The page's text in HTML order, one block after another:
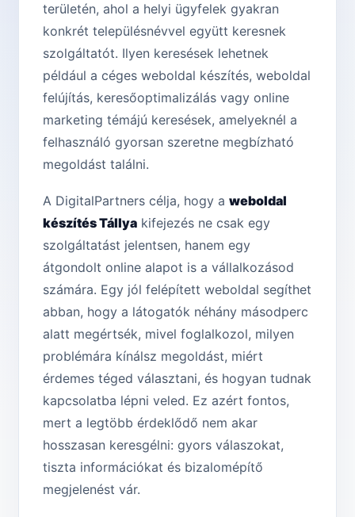
területén, ahol a helyi ügyfelek gyakran
konkrét településnévvel együtt keresnek
szolgáltatót. Ilyen keresések lehetnek
például a céges weboldal készítés, weboldal
felújítás, keresőoptimalizálás vagy online
marketing témájú keresések, amelyeknél a
felhasználó gyorsan szeretne megbízható
megoldást találni.
A DigitalPartners célja, hogy a weboldal
készítés Tállya kifejezés ne csak egy
szolgáltatást jelentsen, hanem egy
átgondolt online alapot is a vállalkozásod
számára. Egy jól felépített weboldal segíthet
abban, hogy a látogatók néhány másodperc
alatt megértsék, mivel foglalkozol, milyen
problémára kínálsz megoldást, miért
érdemes téged választani, és hogyan tudnak
kapcsolatba lépni veled. Ez azért fontos,
mert a legtöbb érdeklődő nem akar
hosszasan keresgélni: gyors válaszokat,
tiszta információkat és bizalomépítő
megjelenést vár.